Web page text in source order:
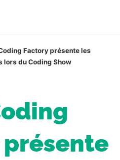
Factory présente les
lors du Coding Show